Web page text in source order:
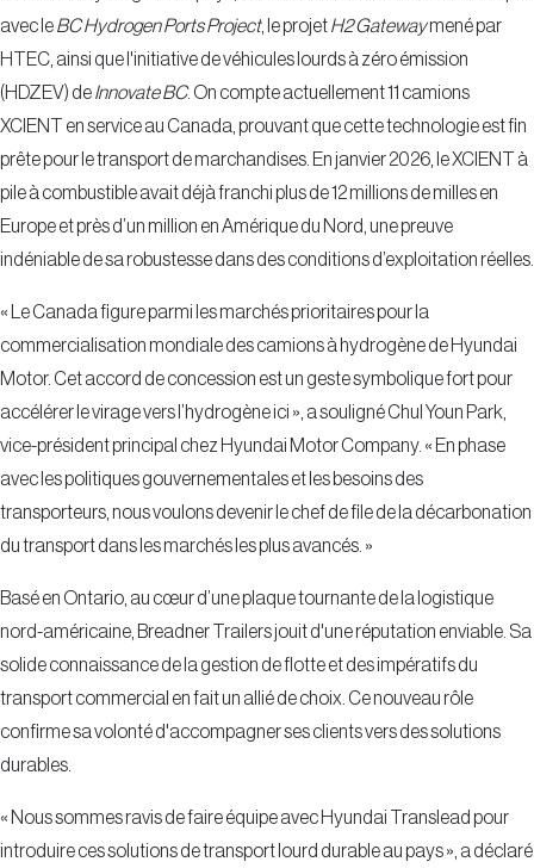
avec leBC Hydrogen Ports Project, le projetH2 Gatewaymené par
HTEC, ainsi que l'initiative de véhicules lourds à zéro émission
(HDZEV) deInnovate BC. On compte actuellement 11 camions
XCIENT en service au Canada, prouvant que cette technologie est fin
prête pour le transport de marchandises. En janvier 2026, le XCIENT à
pile à combustible avait déjà franchi plus de 12 millions de milles en
Europe et près d’un million en Amérique du Nord, une preuve
indéniable de sa robustesse dans des conditions d’exploitation réelles.
« Le Canada figure parmi les marchés prioritaires pour la
commercialisation mondiale des camions à hydrogène de Hyundai
Motor. Cet accord de concession est un geste symbolique fort pour
accélérer le virage vers l’hydrogène ici », a souligné Chul Youn Park,
vice-président principal chez Hyundai Motor Company. « En phase
avec les politiques gouvernementales et les besoins des
transporteurs, nous voulons devenir le chef de file de la décarbonation
du transport dans les marchés les plus avancés. »
Basé en Ontario, au cœur d’une plaque tournante de la logistique
nord-américaine, Breadner Trailers jouit d'une réputation enviable. Sa
solide connaissance de la gestion de flotte et des impératifs du
transport commercial en fait un allié de choix. Ce nouveau rôle
confirme sa volonté d'accompagner ses clients vers des solutions
durables.
« Nous sommes ravis de faire équipe avec Hyundai Translead pour
introduire ces solutions de transport lourd durable au pays », a déclaré